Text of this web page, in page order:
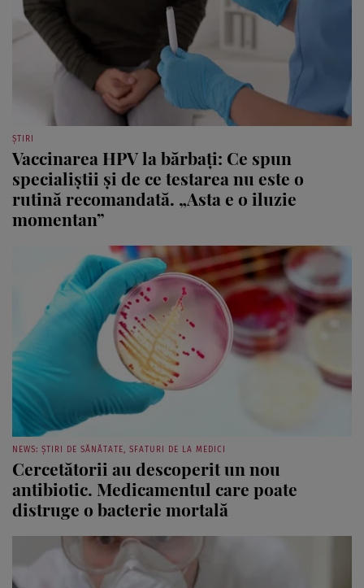
ȘTIRI
Vaccinarea HPV la bărbați: Ce spun
specialiștii și de ce testarea nu este o
rutină recomandată. „Asta e o iluzie
momentan”
NEWS: ȘTIRI DE SĂNĂTATE, SFATURI DE LA MEDICI
Cercetătorii au descoperit un nou
antibiotic. Medicamentul care poate
distruge o bacterie mortală